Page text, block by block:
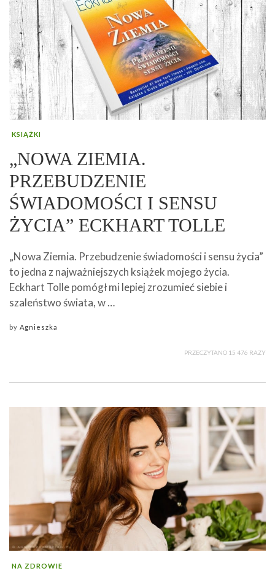
KSIĄŻKI
„NOWA ZIEMIA.
PRZEBUDZENIE
ŚWIADOMOŚCI I SENSU
ŻYCIA” ECKHART TOLLE
„Nowa Ziemia. Przebudzenie świadomości i sensu życia”
to jedna z najważniejszych książek mojego życia.
Eckhart Tolle pomógł mi lepiej zrozumieć siebie i
szaleństwo świata, w …
by Agnieszka
PRZECZYTANO 15 476 RAZY
NA ZDROWIE